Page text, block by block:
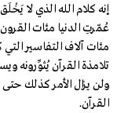
إنه كلام الله الذي لا
عُمّرتِ الدنيا مئات
مئات آلاف التفاسير
تلامذة القرآن يُثوِّرونه
ولن يزال الأمر كذلك
القرآن.